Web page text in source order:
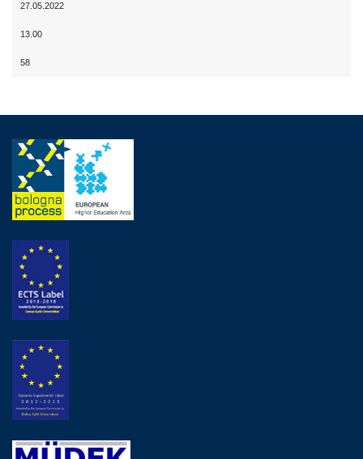
27.05.2022
13.00
58